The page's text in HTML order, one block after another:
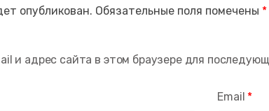
опубликован. Обязательные поля помечены *
Email *
и адрес сайта в этом браузере для